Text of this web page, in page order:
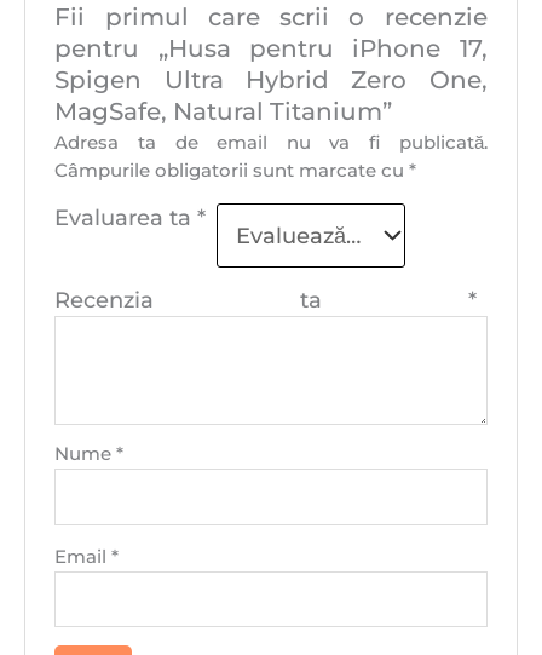
Fii primul care scrii o recenzie
pentru „Husa pentru iPhone 17,
Spigen Ultra Hybrid Zero One,
MagSafe, Natural Titanium”
Adresa ta de email nu va fi publicată.
Câmpurile obligatorii sunt marcate cu*
Evaluarea ta*
Recenzia ta *
Nume*
Email*